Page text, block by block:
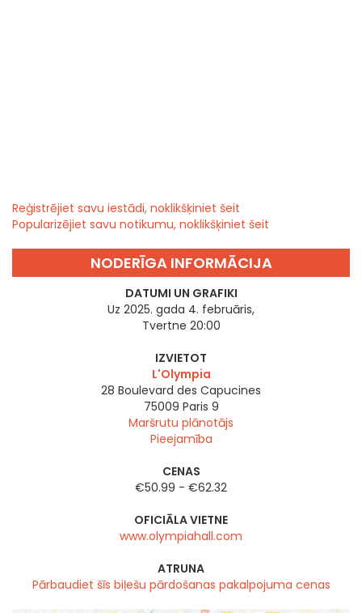
Reģistrējiet savu iestādi, noklikšķiniet šeit
Popularizējiet savu notikumu, noklikšķiniet šeit
NODERĪGA INFORMĀCIJA
DATUMI UN GRAFIKI
Uz 2025. gada 4. februāris,
Tvertne 20:00
IZVIETOT
L'Olympia
28 Boulevard des Capucines
75009 Paris 9
Maršrutu plānotājs
Pieejamība
CENAS
€50.99 - €62.32
OFICIĀLA VIETNE
www.olympiahall.com
ATRUNA
Pārbaudiet šīs biļešu pārdošanas pakalpojuma cenas